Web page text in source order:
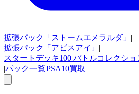
拡張パック 「ストームエメラルダ」 |
拡張パック
「アビスアイ」 |
スタートデッキ100 バトルコレクショ
|パック一覧|PSA10買取